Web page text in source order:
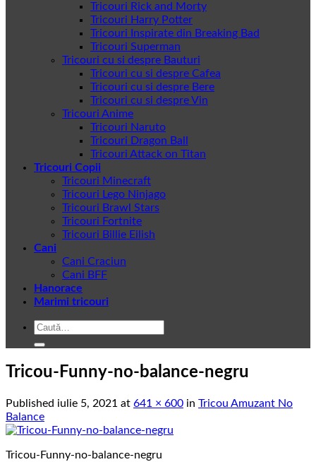
Tricouri Rick and Morty
Tricouri Harry Potter
Tricouri Inspirate din Breaking Bad
Tricouri Superman
Tricouri cu si despre Bauturi
Tricouri cu si despre Cafea
Tricouri cu si despre Bere
Tricouri cu si despre Vin
Tricouri Anime
Tricouri Naruto
Tricouri Dragon Ball
Tricouri Attack on Titan
Tricouri Copii
Tricouri Minecraft
Tricouri Lego Ninjago
Tricouri Brawl Stars
Tricouri Fortnite
Tricouri Billie Eilish
Cani
Cani Craciun
Cani BFF
Hanorace
Marimi tricouri
Caută
Tricou-Funny-no-balance-negru
Published iulie 5, 2021 at 641 × 600 in Tricou Amuzant No
Balance
Tricou-Funny-no-balance-negru